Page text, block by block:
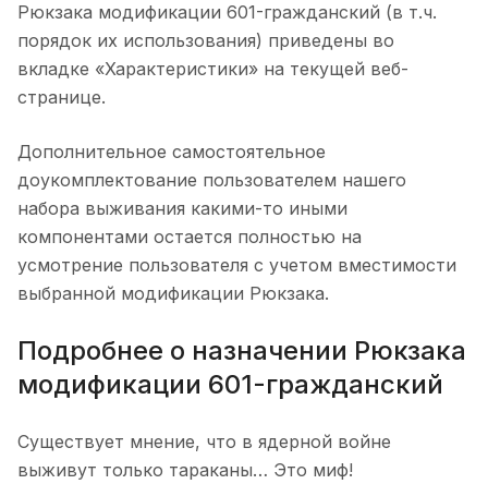
Рюкзака модификации 601-гражданский (в т.ч.
порядок их использования) приведены во
вкладке «Характеристики» на текущей веб-
странице.
Дополнительное самостоятельное
доукомплектование пользователем нашего
набора выживания какими-то иными
компонентами остается полностью на
усмотрение пользователя с учетом вместимости
выбранной модификации Рюкзака.
Подробнее о назначении Рюкзака
модификации 601-гражданский
Существует мнение, что в ядерной войне
выживут только тараканы… Это миф!